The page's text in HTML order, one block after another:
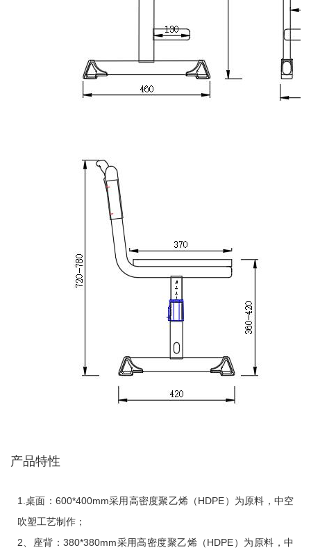
产品特性
1.桌面：600*400mm采用高密度聚乙烯（HDPE）为原料，中空
吹塑工艺制作；
2、座背：380*380mm采用高密度聚乙烯（HDPE）为原料，中